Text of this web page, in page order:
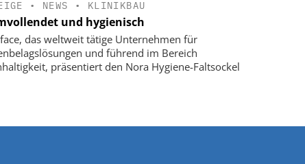
• NEWS • KLINIKBAU
und hygienisch
das weltweit tätige Unternehmen für
und führend im Bereich
präsentiert den Nora Hygiene-Faltsockel